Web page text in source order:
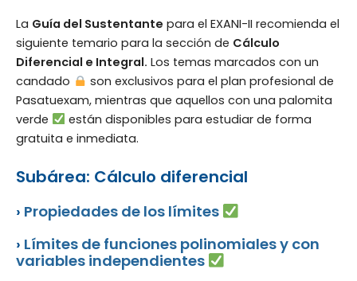
La Guía del Sustentante para el EXANI-II recomienda el
siguiente temario para la sección de Cálculo
Diferencial e Integral. Los temas marcados con un
candado
son exclusivos para el plan profesional de
Pasatuexam, mientras que aquellos con una palomita
verde
están disponibles para estudiar de forma
gratuita e inmediata.
Subárea: Cálculo diferencial
› Propiedades de los límites
› Límites de funciones polinomiales y con
variables independientes